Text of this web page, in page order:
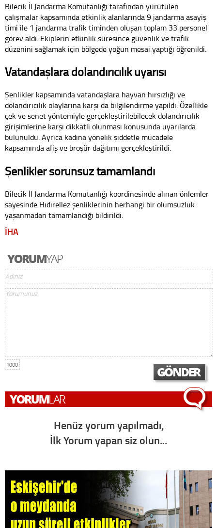
Bilecik İl Jandarma Komutanlığı tarafından yürütülen
çalışmalar kapsamında etkinlik alanlarında 9 jandarma asayiş
timi ile 1 jandarma trafik timinden oluşan toplam 33 personel
görev aldı. Ekiplerin etkinlik süresince güvenlik ve trafik
düzenini sağlamak için bölgede yoğun mesai yaptığı öğrenildi.
Vatandaşlara dolandırıcılık uyarısı
Şenlikler kapsamında vatandaşlara hayvan hırsızlığı ve
dolandırıcılık olaylarına karşı da bilgilendirme yapıldı. Özellikle
çek ve senet yöntemiyle gerçekleştirilebilecek dolandırıcılık
girişimlerine karşı dikkatli olunması konusunda uyarılarda
bulunuldu. Ayrıca kadına yönelik şiddetle mücadele
kapsamında afiş ve broşür dağıtımı gerçekleştirildi.
Şenlikler sorunsuz tamamlandı
Bilecik İl Jandarma Komutanlığı koordinesinde alınan önlemler
sayesinde Hıdırellez şenliklerinin herhangi bir olumsuzluk
yaşanmadan tamamlandığı bildirildi.
İHA
1000
Henüz yorum yapılmadı,
İlk Yorum yapan siz olun...